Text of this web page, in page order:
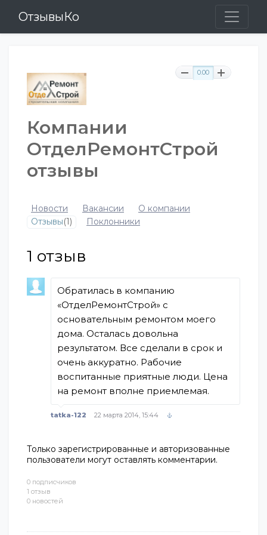
ОтзывыКо
0 подписчиков
1 отзыв
0 новостей
0.00
Компании
ОтделРемонтСтрой
отзывы
Новости Вакансии
О компании
Отзывы(1) Поклонники
1 отзыв
Обратилась в компанию
«ОтделРемонтСтрой» с
основательным ремонтом моего
дома. Осталась довольна
результатом. Все сделали в срок и
очень аккуратно. Рабочие
воспитанные приятные люди. Цена
на ремонт вполне приемлемая.
tatka-122 22 марта 2014, 15:44
Только зарегистрированные и авторизованные
пользователи могут оставлять комментарии.